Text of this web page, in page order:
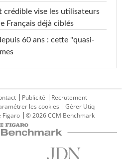
crédible vise les utilisateurs
Français déjà ciblés
60 ans : cette "quasi-
Publicité
Recrutement
les cookies
Gérer Utiq
Figaro © 2026 CCM Benchmark